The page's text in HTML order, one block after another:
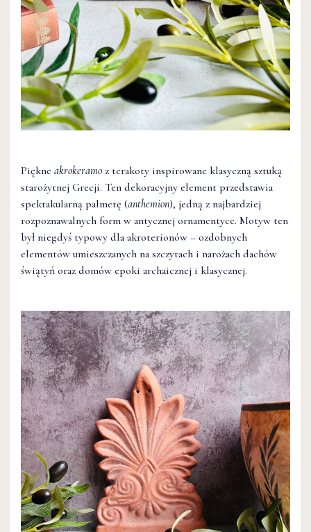
Piękne akrokeramo z terakoty inspirowane klasyczną sztuką
starożytnej Grecji. Ten dekoracyjny element przedstawia
spektakularną palmetę (anthemion), jedną z najbardziej
rozpoznawalnych form w antycznej ornamentyce. Motyw ten
był niegdyś typowy dla akroterionów – ozdobnych
elementów umieszczanych na szczytach i narożach dachów
świątyń oraz domów epoki archaicznej i klasycznej.